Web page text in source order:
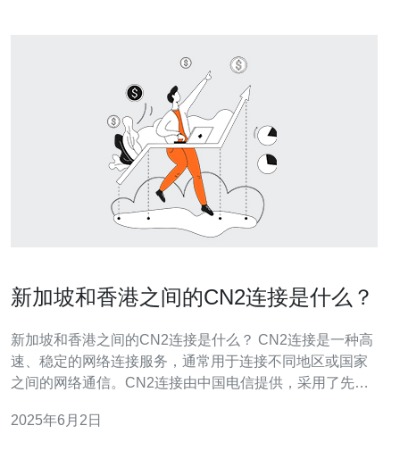
新加坡和香港之间的CN2连接是什么？
新加坡和香港之间的CN2连接是什么？ CN2连接是一种高
速、稳定的网络连接服务，通常用于连接不同地区或国家
之间的网络通信。CN2连接由中国电信提供，采用了先进
新加坡和香港之间，CN2连接被广泛应用于企业、机构和
2025年6月2日